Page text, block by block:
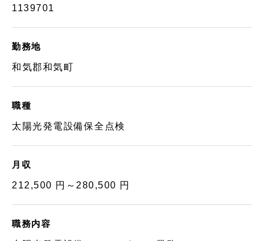
1139701
勤務地
和気郡和気町
職種
太陽光発電設備保全点検
月収
212,500 円～280,500 円
職務内容